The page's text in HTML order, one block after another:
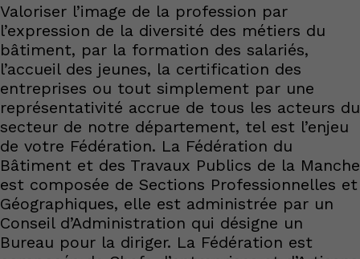
Valoriser l’image de la profession par
l’expression de la diversité des métiers du
bâtiment, par la formation des salariés,
l’accueil des jeunes, la certification des
entreprises ou tout simplement par une
représentativité accrue de tous les acteurs du
secteur de notre département, tel est l’enjeu
de votre Fédération. La Fédération du
Bâtiment et des Travaux Publics de la Manche
est composée de Sections Professionnelles et
Géographiques, elle est administrée par un
Conseil d’Administration qui désigne un
Bureau pour la diriger. La Fédération est